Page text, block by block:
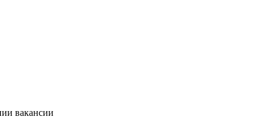
вакансии